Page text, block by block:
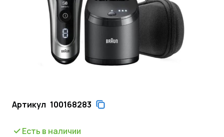
Артикул 100168283
Есть в наличии